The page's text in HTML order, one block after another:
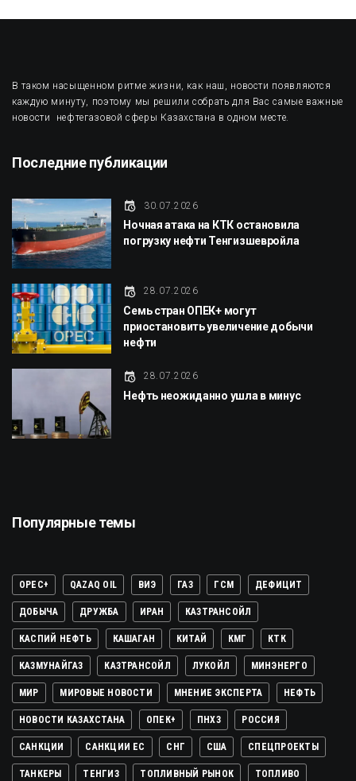
В таком насыщенном ритме жизни, как наш, новости появляются
каждую минуту, поэтому мы решили собрать для Вас самые важные
новости нефтегазовой сферы Казахстана в одном месте.
Последние публикации
30.07.2026
Ночная атака на КТК остановила
погрузку нефти Тенгизшевройла
28.07.2026
Семь стран ОПЕК+ могут
приостановить увеличение добычи
нефти
28.07.2026
Нефть неожиданно ушла в минус
Популярные темы
OPEC+ QAZAQ OIL ВИЭ ГАЗ ГСМ ДЕФИЦИТ
ДОБЫЧА ДРУЖБА ИРАН КАЗТРАНСОЙЛ
КАСПИЙ НЕФТЬ КАШАГАН КИТАЙ КМГ КТК
КАЗМУНАЙГАЗ КАЗТРАНСОЙЛ ЛУКОЙЛ МИНЭНЕРГО
МИР МИРОВЫЕ НОВОСТИ МНЕНИЕ ЭКСПЕРТА НЕФТЬ
НОВОСТИ КАЗАХСТАНА ОПЕК+ ПНХЗ РОССИЯ
САНКЦИИ САНКЦИИ ЕС СНГ США СПЕЦПРОЕКТЫ
ТАНКЕРЫ ТЕНГИЗ ТОПЛИВНЫЙ РЫНОК ТОПЛИВО